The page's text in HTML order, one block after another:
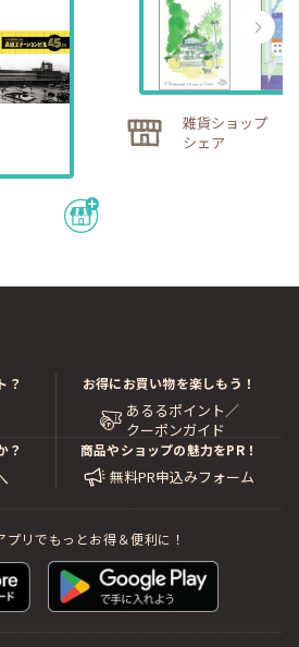
雑貨ショップ ハ
シェア
？ お得にお買い物を楽しもう！
あるるポイント／
クーポンガイド
？ 商品やショップの魅力をPR！
無料PR申込みフォーム
プリでもっとお得＆便利に！